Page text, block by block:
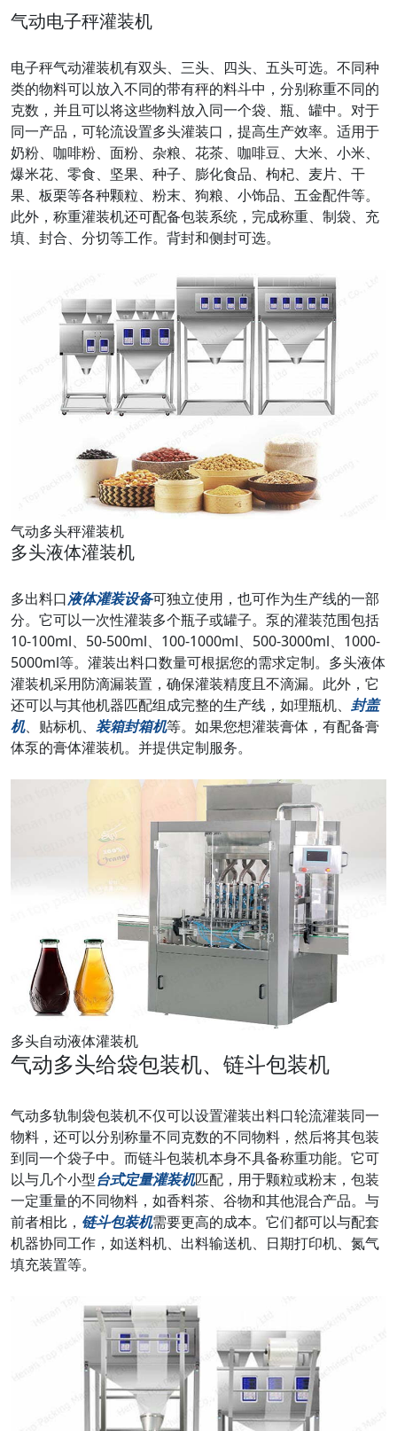
气动电子秤灌装机
电子秤气动灌装机有双头、三头、四头、五头可选。不同种
类的物料可以放入不同的带有秤的料斗中，分别称重不同的
克数，并且可以将这些物料放入同一个袋、瓶、罐中。对于
同一产品，可轮流设置多头灌装口，提高生产效率。适用于
奶粉、咖啡粉、面粉、杂粮、花茶、咖啡豆、大米、小米、
爆米花、零食、坚果、种子、膨化食品、枸杞、麦片、干
果、板栗等各种颗粒、粉末、狗粮、小饰品、五金配件等。
此外，称重灌装机还可配备包装系统，完成称重、制袋、充
填、封合、分切等工作。背封和侧封可选。
气动多头秤灌装机
多头液体灌装机
多出料口液体灌装设备可独立使用，也可作为生产线的一部
分。它可以一次性灌装多个瓶子或罐子。泵的灌装范围包括
10-100ml、50-500ml、100-1000ml、500-3000ml、1000-
5000ml等。灌装出料口数量可根据您的需求定制。多头液体
灌装机采用防滴漏装置，确保灌装精度且不滴漏。此外，它
还可以与其他机器匹配组成完整的生产线，如理瓶机、 封盖
机、贴标机、 装箱封箱机等。如果您想灌装膏体，有配备膏
体泵的膏体灌装机。并提供定制服务。
多头自动液体灌装机
气动多头给袋包装机、链斗包装机
气动多轨制袋包装机不仅可以设置灌装出料口轮流灌装同一
物料，还可以分别称量不同克数的不同物料，然后将其包装
到同一个袋子中。而链斗包装机本身不具备称重功能。它可
以与几个小型台式定量灌装机匹配，用于颗粒或粉末，包装
一定重量的不同物料，如香料茶、谷物和其他混合产品。与
前者相比， 链斗包装机需要更高的成本。它们都可以与配套
机器协同工作，如送料机、出料输送机、日期打印机、氮气
填充装置等。